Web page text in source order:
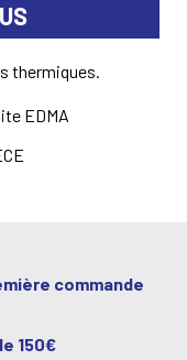
thermiques.
EDMA
commande
150€